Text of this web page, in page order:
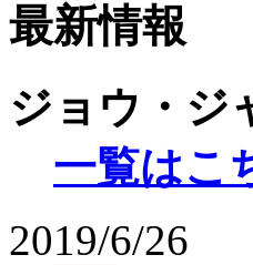
最新情報
ジョウ・ジ
一覧はこ
2019/6/26